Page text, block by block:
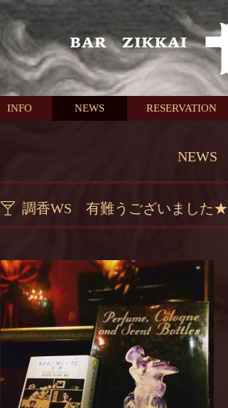
INFO NEWS RESERVATION
NEWS
調香WS 有難うございました★